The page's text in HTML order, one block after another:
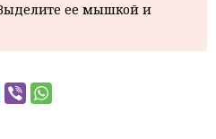
ее мышкой и